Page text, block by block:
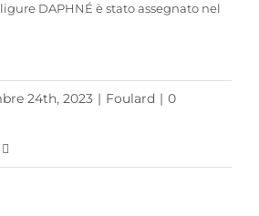
DAPHNÉ è stato assegnato nel
24th, 2023 | Foulard | 0